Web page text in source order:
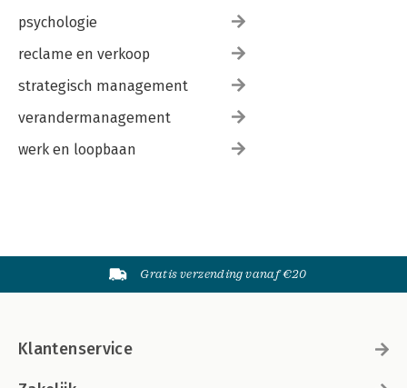
psychologie
reclame en verkoop
strategisch management
verandermanagement
werk en loopbaan
Gratis verzending vanaf €20
Klantenservice